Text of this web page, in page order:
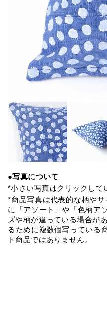
●写真について
*小さい写真はクリックして
*商品写真は代表的な柄や
に「アソート」や「色柄ア
ズや柄が違っている場合が
るために複数個写っている
ト商品ではありません。